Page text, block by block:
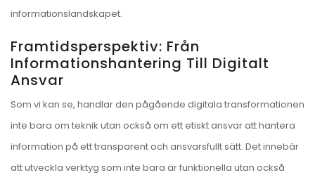
informationslandskapet.
Framtidsperspektiv: Från
Informationshantering Till Digitalt
Ansvar
Som vi kan se, handlar den pågående digitala transformationen
inte bara om teknik utan också om ett etiskt ansvar att hantera
information på ett transparent och ansvarsfullt sätt. Det innebär
att utveckla verktyg som inte bara är funktionella utan också